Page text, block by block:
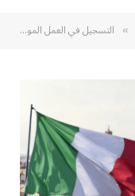
» التسجيل في العمل الموسمي في ايطاليا 2025